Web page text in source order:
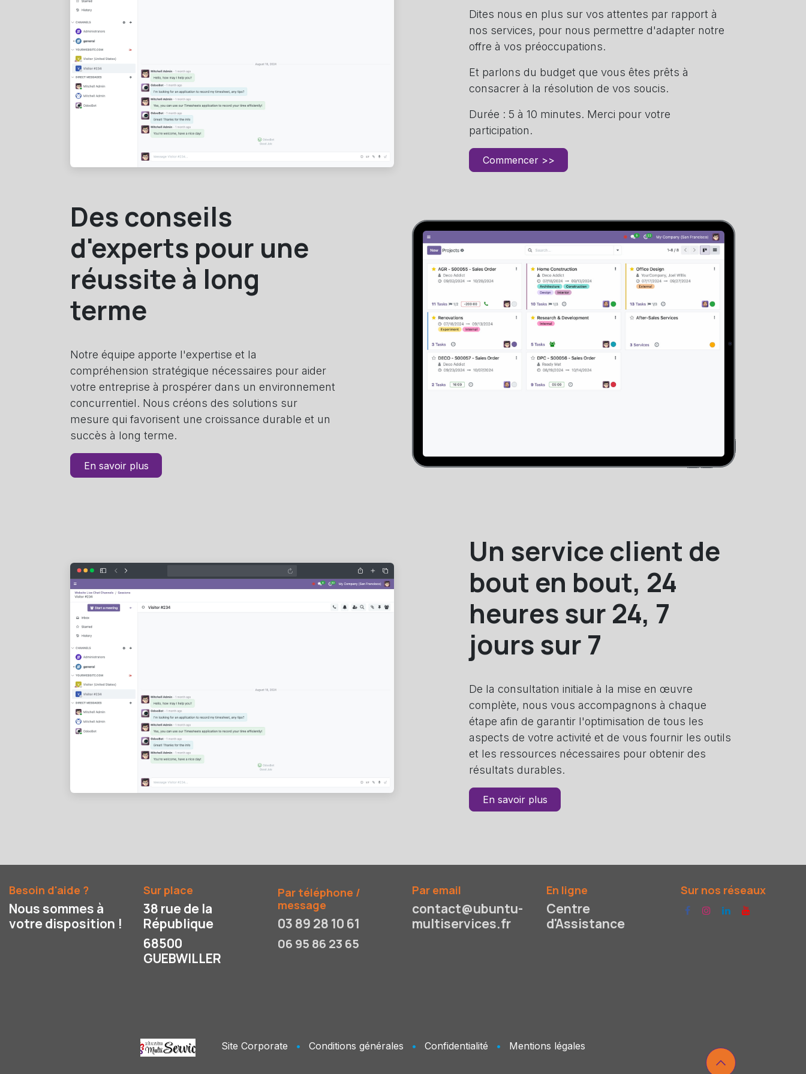
Dites nous en plus sur vos attentes par rapport à
nos services, pour nous permettre d'adapter notre
offre à vos préoccupations.
Et parlons du budget que vous êtes prêts à
consacrer à la résolution de vos soucis.
Durée : 5 à 10 minutes. Merci pour votre
participation.
Commencer >>
Des conseils
d'experts pour une
réussite à long
terme
Notre équipe apporte l'expertise et la
compréhension stratégique nécessaires pour aider
votre entreprise à prospérer dans un environnement
concurrentiel. Nous créons des solutions sur
mesure qui favorisent une croissance durable et un
succès à long terme.
En savoir plus
Un service client de
bout en bout, 24
heures sur 24, 7
jours sur 7
De la consultation initiale à la mise en œuvre
complète, nous vous accompagnons à chaque
étape afin de garantir l'optimisation de tous les
aspects de votre activité et de vous fournir les outils
et les ressources nécessaires pour obtenir des
résultats durables.
En savoir plus
Besoin d'aide ?
Nous sommes à
votre disposition !
Sur place
38 rue de la
République
68500
GUEBWILLER
Par téléphone /
message
03 89 28 10 61
06 95 86 23 65
Par email
contact@ubuntu-
multiservices.fr
En ligne
Centre
d'Assistance
Sur nos réseaux
Site Corporate • Conditions générales • Confidentialité • Mentions légales